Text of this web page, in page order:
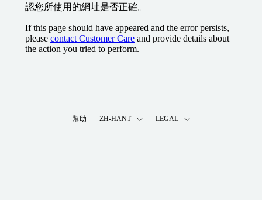
認您所使用的網址是否正確。
If this page should have appeared and the error persists,
please contact Customer Care and provide details about
the action you tried to perform.
幫助 ZH-HANT LEGAL